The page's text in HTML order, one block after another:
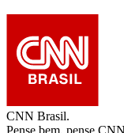
CNN Brasil.
Pense bem, pense